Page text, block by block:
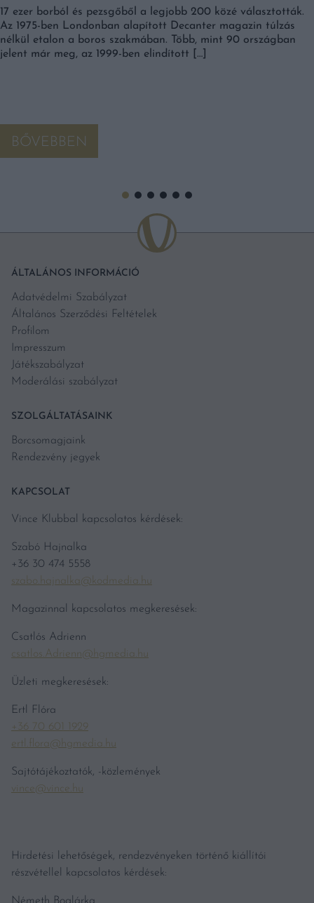
17 ezer borból és pezsgőből a legjobb 200 közé választották.
Az 1975-ben Londonban alapított Decanter magazin túlzás
nélkül etalon a boros szakmában. Több, mint 90 országban
jelent már meg, az 1999-ben elindított […]
BŐVEBBEN
ÁLTALÁNOS INFORMÁCIÓ
Adatvédelmi Szabályzat
Általános Szerződési Feltételek
Profilom
Impresszum
Játékszabályzat
Moderálási szabályzat
SZOLGÁLTATÁSAINK
Borcsomagjaink
Rendezvény jegyek
KAPCSOLAT
Vince Klubbal kapcsolatos kérdések:
Szabó Hajnalka
+36 30 474 5558
szabo.hajnalka@kodmedia.hu
Magazinnal kapcsolatos megkeresések:
Csatlós Adrienn
csatlos.Adrienn@hgmedia.hu
Üzleti megkeresések:
Ertl Flóra
+36 70 601 1929
ertl.flora@hgmedia.hu
Sajtótájékoztatók, -közlemények
vince@vince.hu
Hirdetési lehetőségek, rendezvényeken történő kiállítói
részvétellel kapcsolatos kérdések: